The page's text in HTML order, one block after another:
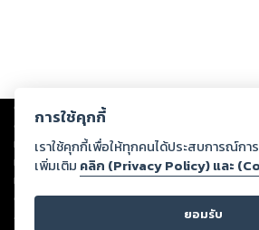
Copyright © 2026
ต่อผลงานหรือเนื้อหาใดที่อัปโหลดผ่านเว็บไซต์และปร
ทรัพย์สินทางปัญญาของบุคคลอื่นหรือขัดต่อกฎหมา
ทุกท่านโปรดใช้วิจารณญาณในการกลั่นกรองด้วยตน
หนึ่งส่วนใดขัดต่อกฎหมายและศีลธรรม กรุณาแจ้งมา
ดำเนินการในทันที ทั้งนี้ ทางสตอรี่ล็อกขอสงวนลิ
ลิขสิทธิ์ พ.ศ. 2537 (ฉบับล่าสุด)
การใช้คุกกี้
เราใช้คุกกี้เพื่อให้ทุกคนได้ประสบการณ์กา
เพิ่มเติม คลิก (Privacy Policy) และ
ยอมรับ